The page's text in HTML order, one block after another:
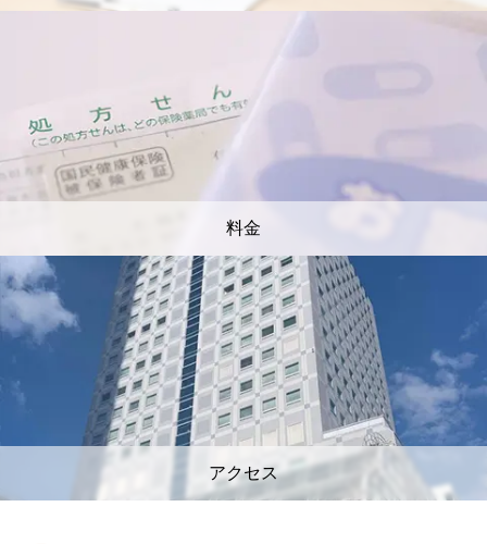
料金
アクセス